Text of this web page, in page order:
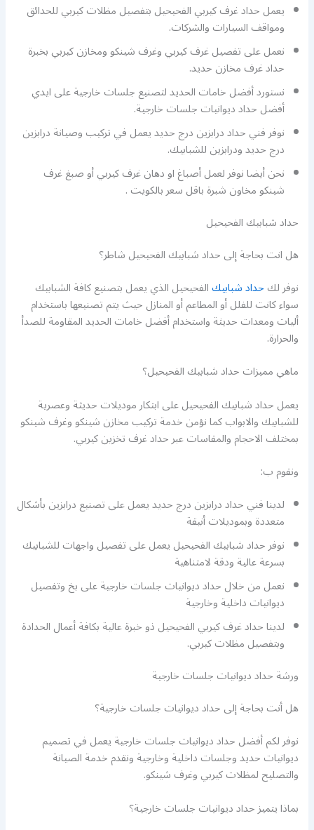
يعمل حداد غرف كيربي الفحيحيل بتفصيل مظلات كيربي للحدائق
ومواقف السيارات والشركات.
نعمل على تفصيل غرف كيربي وغرف شينكو ومخازن كيربي بخبرة
حداد غرف مخازن حديد.
نستورد أفضل خامات الحديد لتصنيع جلسات خارجية على ايدي
أفضل حداد ديوانيات جلسات خارجية.
نوفر فني حداد درابزين درج حديد يعمل في تركيب وصيانة درابزين
درج حديد ودرابزين للشبابيك.
نحن أيضا نوفر لعمل أصباغ او دهان غرف كيربي أو صبغ غرف
شينكو مخاون شبرة باقل سعر بالكويت .
حداد شبابيك الفحيحيل
هل انت بحاجة إلى حداد شبابيك الفحيحيل شاطر؟
نوفر لكحداد شبابيكالفحيحيل الذي يعمل بتصنيع كافة الشبابيك
سواء كانت للفلل أو المطاعم أو المنازل حيث يتم تصنيعها باستخدام
أليات ومعدات حديثة واستخدام أفضل خامات الحديد المقاومة للصدأ
والحرارة.
ماهي مميزات حداد شبابيك الفحيحيل؟
يعمل حداد شبابيك الفحيحيل على ابتكار موديلات حديثة وعصرية
للشبابيك والابواب كما نؤمن خدمة تركيب مخازن شينكو وغرف شينكو
بمختلف الاحجام والمقاسات عبر حداد غرف تخزين كيربي.
ونقوم ب:
لدينا فني حداد درابزين درج حديد يعمل على تصنيع درابزين بأشكال
متعددة وبموديلات أنيقة
نوفر حداد شبابيك الفحيحيل يعمل على تفصيل واجهات للشبابيك
بسرعة عالية ودقة لامتناهية
نعمل من خلال حداد ديوانيات جلسات خارجية على بخ وتفصيل
ديوانيات داخلية وخارجية
لدينا حداد غرف كيربي الفحيحيل ذو خبرة عالية بكافة أعمال الحدادة
وبتفصيل مظلات كيربي.
ورشة حداد ديوانيات جلسات خارجية
هل أنت بحاجة إلى حداد ديوانيات جلسات خارجية؟
نوفر لكم أفضل حداد ديوانيات جلسات خارجية يعمل في تصميم
ديوانيات حديد وجلسات داخلية وخارجية ونقدم خدمة الصيانة
والتصليح لمظلات كيربي وغرف شينكو.
بماذا يتميز حداد ديوانيات جلسات خارجية؟